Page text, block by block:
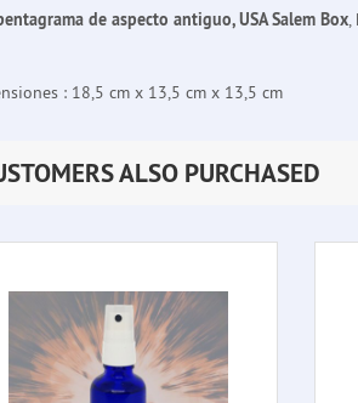
de aspecto antiguo, USA Salem Box,
: 18,5 cm x 13,5 cm x 13,5 cm
ALSO PURCHASED